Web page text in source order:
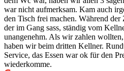
war nicht aufmerksam. Kam auch
den Tisch frei machen. Während
der im Gang sass, ständig vom
unangenehm. Als wir zahlen
haben wir beim dritten Kellner.
Service, das Essen war ok für den
wiederkomme.